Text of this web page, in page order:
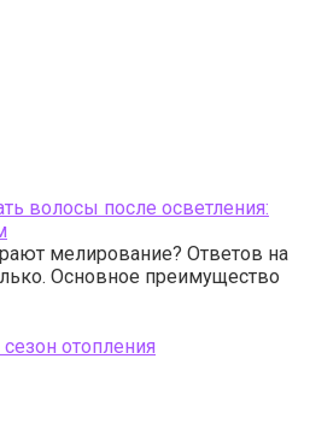
волосы после осветления:
мелирование? Ответов на
Основное преимущество